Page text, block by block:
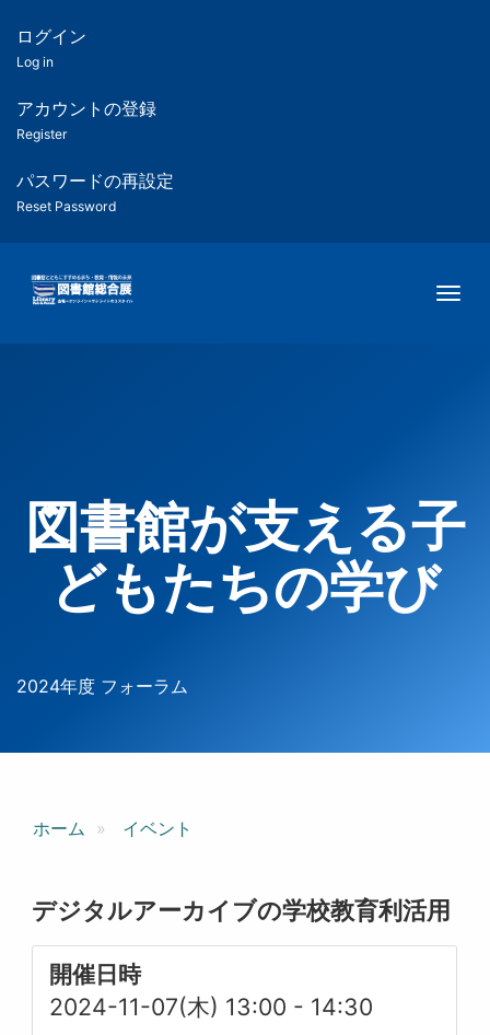
ツ
匿
名
ユ
ー
ー
用
メ
ログイン
Log in
アカウントの登録
Register
パスワードの再設定
Reset Password
図書館が支える子
どもたちの学び
2024年度 フォーラム
ホーム イベント
デジタルアーカイブの学校教育利活用
開催日時
2024-11-07(木) 13:00 - 14:30